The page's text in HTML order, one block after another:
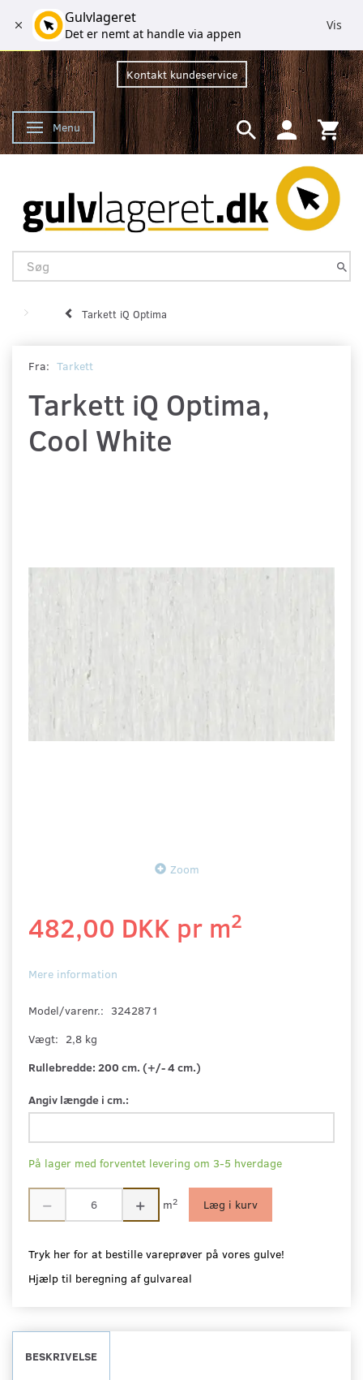
Kontakt kundeservice
Skifte navigation
Menu
Tarkett iQ Optima
Fra: Tarkett
Tarkett iQ Optima,
Cool White
Zoom
482,00 DKK pr m2
Mere information
Model/varenr.: 3242871
Vægt: 2,8 kg
Rullebredde: 200 cm. (+/- 4 cm.)
Angiv længde i cm.:
På lager med forventet levering om 3-5 hverdage
m2 Læg i kurv
Tryk her for at bestille vareprøver på vores gulve!
Hjælp til beregning af gulvareal
BESKRIVELSE
Gulvlageret
Det er nemt at handle via appen
Vis